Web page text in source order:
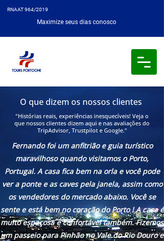
RNAAT 964/2019
Maximize seus dias conosco
O que dizem os nossos clientes
"Histórias reais, experiências inesquecíveis! Veja o
que nossos clientes dizem aqui e nas avaliações do
TripAdvisor, Trustpilot e Google."
Fernando foi um anfitrião e guia turístico
maravilhoso quando visitamos o Porto,
Portugal. A casa fica bem na orla e você pode
ver a ponte e as caves pela janela, assim como
os vendedores do mercado abaixo. Você se
sente e está bem no coração do Porto ! A casa é
muito espaçosa e confortável também. Fizemos
um passeio para Pinhão no Vale do Rio Douro e